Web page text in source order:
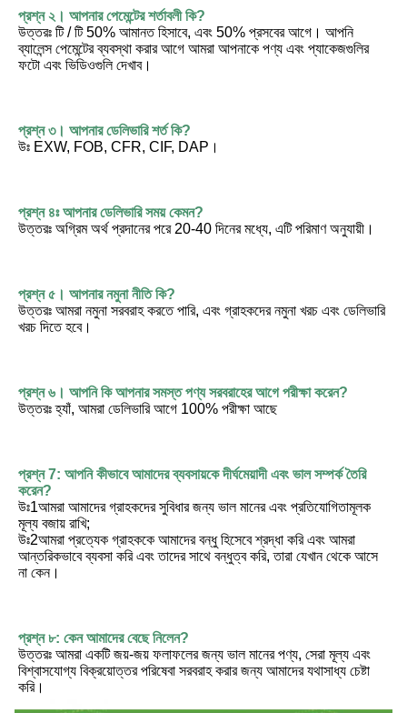
প্রশ্ন ২। আপনার পেমেন্টের শর্তাবলী কি?
উত্তরঃ টি / টি 50% আমানত হিসাবে, এবং 50% প্রসবের আগে। আপনি
ব্যালেন্স পেমেন্টের ব্যবস্থা করার আগে আমরা আপনাকে পণ্য এবং প্যাকেজগুলির
ফটো এবং ভিডিওগুলি দেখাব।
প্রশ্ন ৩। আপনার ডেলিভারি শর্ত কি?
উঃ EXW, FOB, CFR, CIF, DAP।
প্রশ্ন ৪ঃ আপনার ডেলিভারি সময় কেমন?
উত্তরঃ অগ্রিম অর্থ প্রদানের পরে 20-40 দিনের মধ্যে, এটি পরিমাণ অনুযায়ী।
প্রশ্ন ৫। আপনার নমুনা নীতি কি?
উত্তরঃ আমরা নমুনা সরবরাহ করতে পারি, এবং গ্রাহকদের নমুনা খরচ এবং ডেলিভারি
খরচ দিতে হবে।
প্রশ্ন ৬। আপনি কি আপনার সমস্ত পণ্য সরবরাহের আগে পরীক্ষা করেন?
উত্তরঃ হ্যাঁ, আমরা ডেলিভারি আগে 100% পরীক্ষা আছে
প্রশ্ন 7: আপনি কীভাবে আমাদের ব্যবসায়কে দীর্ঘমেয়াদী এবং ভাল সম্পর্ক তৈরি
করেন?
উঃ1আমরা আমাদের গ্রাহকদের সুবিধার জন্য ভাল মানের এবং প্রতিযোগিতামূলক
মূল্য বজায় রাখি;
উঃ2আমরা প্রত্যেক গ্রাহককে আমাদের বন্ধু হিসেবে শ্রদ্ধা করি এবং আমরা
আন্তরিকভাবে ব্যবসা করি এবং তাদের সাথে বন্ধুত্ব করি, তারা যেখান থেকে আসে
না কেন।
প্রশ্ন ৮: কেন আমাদের বেছে নিলেন?
উত্তরঃ আমরা একটি জয়-জয় ফলাফলের জন্য ভাল মানের পণ্য, সেরা মূল্য এবং
বিশ্বাসযোগ্য বিক্রয়োত্তর পরিষেবা সরবরাহ করার জন্য আমাদের যথাসাধ্য চেষ্টা
করি।